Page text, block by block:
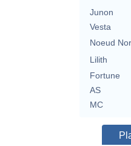
Junon
Vesta
Noeud
Lilith
Fortune
AS
MC